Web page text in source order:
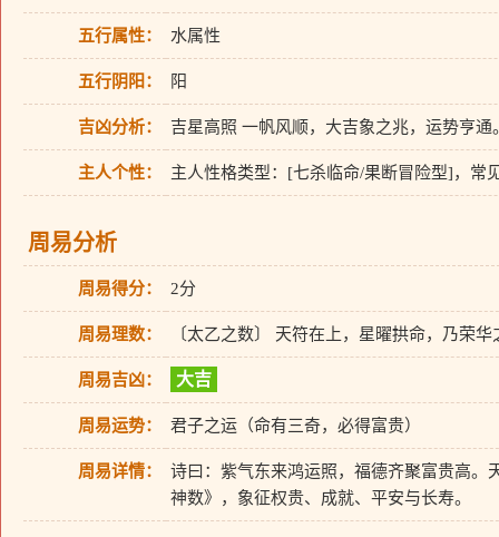
五行属性： 水属性
五行阴阳： 阳
吉凶分析： 吉星高照 一帆风顺，大吉象之兆，运势亨
主人个性： 主人性格类型：[七杀临命/果断冒险型]，常
周易分析
周易得分： 2分
周易理数： 〔太乙之数〕 天符在上，星曜拱命，乃荣华
周易吉凶： 大吉
周易运势： 君子之运（命有三奇，必得富贵）
周易详情：
诗曰：紫气东来鸿运照，福德齐聚富贵高。
神数》，象征权贵、成就、平安与长寿。